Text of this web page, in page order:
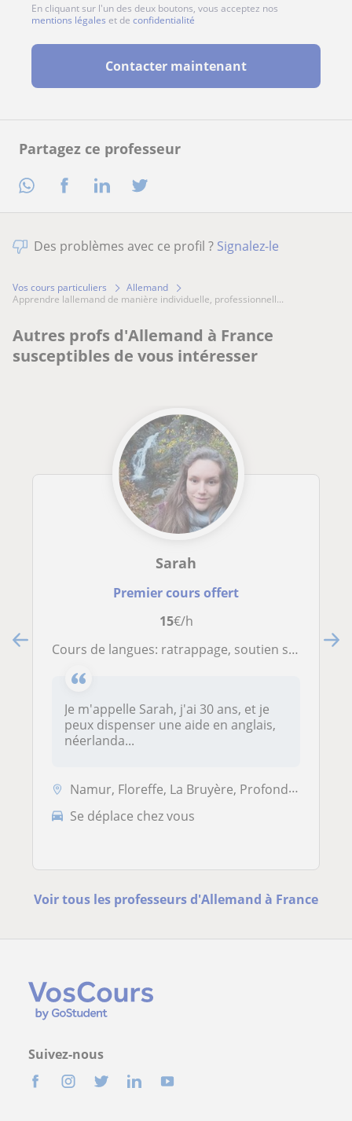
Partagez ce professeur
En cliquant sur l'un des deux boutons, vous acceptez nos
mentions légales et de confidentialité
Contacter maintenant
Des problèmes avec ce profil ? Signalez-le
Vos cours particuliers
Allemand
apprendre lallemand de manière individuelle, professionnell...
Autres profs d'Allemand à France
susceptibles de vous intéresser
Sarah
Premier cours offert
15€/h
Cours de langues: ratrappage, soutien scolaire et aide aux devoirs
Je m'appelle Sarah, j'ai 30 ans, et je
peux dispenser une aide en anglais,
néerlanda...
Namur, Floreffe, La Bruyère, Profondeville
Se déplace chez vous
Voir tous les professeurs d'Allemand à France
Suivez-nous